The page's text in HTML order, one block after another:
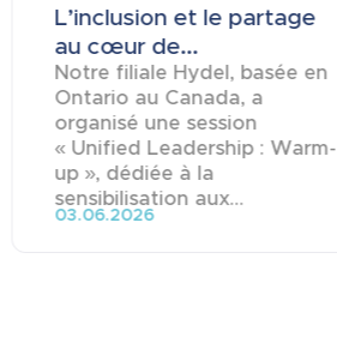
L’inclusion et le partage
au cœur de...
Notre filiale Hydel, basée en
Ontario au Canada, a
organisé une session
« Unified Leadership : Warm-
up », dédiée à la
sensibilisation aux...
03.06.2026